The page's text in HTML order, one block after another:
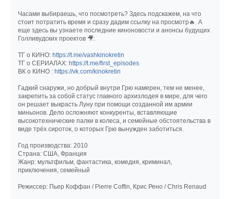
Часами выбираешь, что посмотреть? Здесь подскажем, на что
стоит потратить время и сразу дадим ссылку на просмотр🔥. А
еще здесь вы узнаете последние киноновости и анонсы будущих
Голливудских проектов 🎥:
ТГ о КИНО: https://t.me/vashkinokretin
ТГ о СЕРИАЛАХ: https://t.me/first_episodes
ВК о КИНО : https://vk.com/kinokretin
Гадкий снаружи, но добрый внутри Грю намерен, тем не менее,
закрепить за собой статус главного архизлодея в мире, для чего
он решает выкрасть Луну при помощи созданной им армии
миньонов. Дело осложняют конкуренты, вставляющие
высокотехнические палки в колеса, и семейные обстоятельства в
виде трёх сироток, о которых Грю вынужден заботиться.
Год производства: 2010
Страна: США, Франция
Жанр: мультфильм, фантастика, комедия, криминал,
приключения, семейный
Режиссер: Пьер Коффан / Pierre Coffin, Крис Рено / Chris Renaud